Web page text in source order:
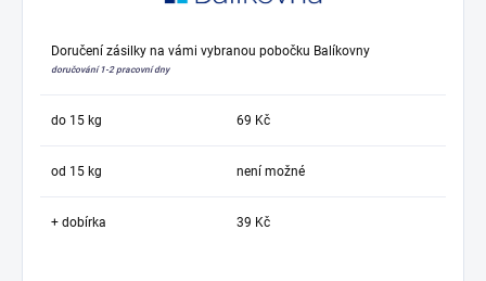
Doručení zásilky na vámi vybranou pobočku Balíkovny
doručování 1-2 pracovní dny
do 15 kg 69 Kč
od 15 kg není možné
+ dobírka 39 Kč